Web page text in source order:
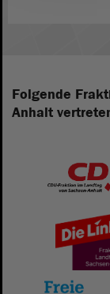
Folgende
Anhalt